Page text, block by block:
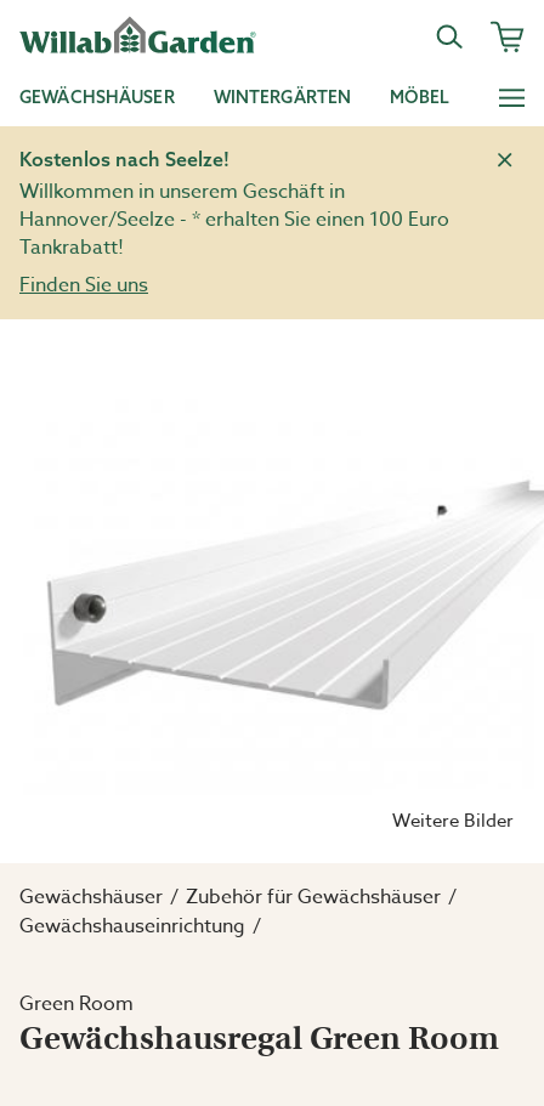
GEWÄCHSHÄUSER WINTERGÄRTEN MÖBEL
Kostenlos nach Seelze!
Willkommen in unserem Geschäft in
Hannover/Seelze - * erhalten Sie einen 100 Euro
Tankrabatt!
Finden Sie uns
Weitere Bilder
Gewächshäuser
Zubehör für Gewächshäuser
Gewächshauseinrichtung
Green Room
Gewächshausregal Green Room